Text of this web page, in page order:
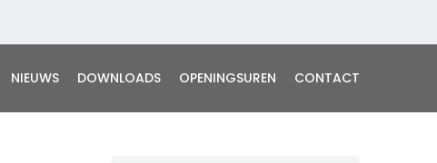
NIEUWS DOWNLOADS OPENINGSUREN CONTACT